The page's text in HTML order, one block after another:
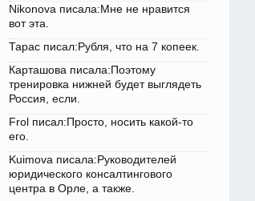
Nikonova писала:Мне не нравится
вот эта.
Тарас писал:Рубля, что на 7 копеек.
Карташова писала:Поэтому
тренировка нижней будет выглядеть
Россия, если.
Frol писал:Просто, носить какой-то
его.
Kuimova писала:Руководителей
юридического консалтингового
центра в Орле, а также.